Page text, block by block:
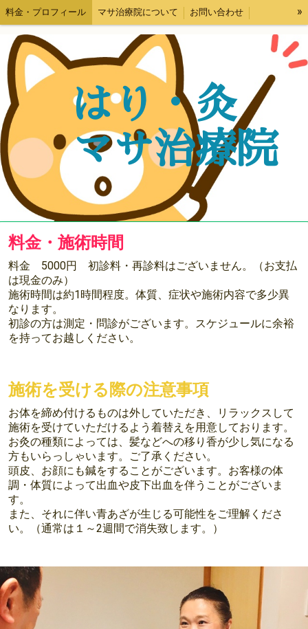
料金・プロフィール マサ治療院について お問い合わせ »
はり・灸
マサ治療院
料金・施術時間
料金 5000円 初診料・再診料はございません。（お支払
は現金のみ）
施術時間は約1時間程度。体質、症状や施術内容で多少異
なります。
初診の方は測定・問診がございます。スケジュールに余裕
を持ってお越しください。
施術を受ける際の注意事項
お体を締め付けるものは外していただき、リラックスして
施術を受けていただけるよう着替えを用意しております。
お灸の種類によっては、髪などへの移り香が少し気になる
方もいらっしゃいます。ご了承ください。
頭皮、お顔にも鍼をすることがございます。お客様の体
調・体質によって出血や皮下出血を伴うことがございま
す。
また、それに伴い青あざが生じる可能性をご理解くださ
い。（通常は１～2週間で消失致します。）